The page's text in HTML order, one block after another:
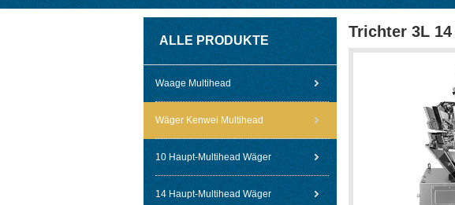
ALLE PRODUKTE
Waage Multihead
Wäger Kenwei Multihead
10 Haupt-Multihead Wäger
14 Haupt-Multihead Wäger
Trichter 3L